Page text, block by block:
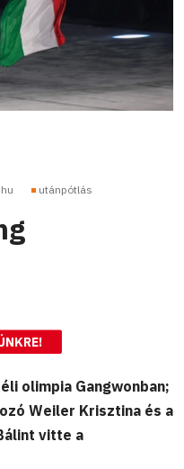
utánpótlás
olimpia Gangwonban;
Weiler Krisztina és a
vitte a